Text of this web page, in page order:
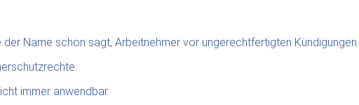
Name schon sagt, Arbeitnehmer vor ungerechtfertigten Kündigungen.
immer anwendbar.